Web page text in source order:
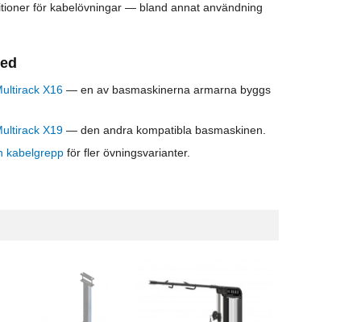
för kabelövningar — bland annat användning
X16— en av basmaskinerna armarna byggs
X19— den andra kompatibla basmaskinen.
kabelgreppför fler övningsvarianter.